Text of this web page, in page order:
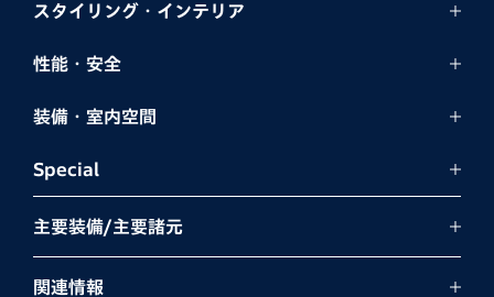
スタイリング・ インテリア
性能・安全
装備・室内空間
Special
主要装備/主要諸元
関連情報